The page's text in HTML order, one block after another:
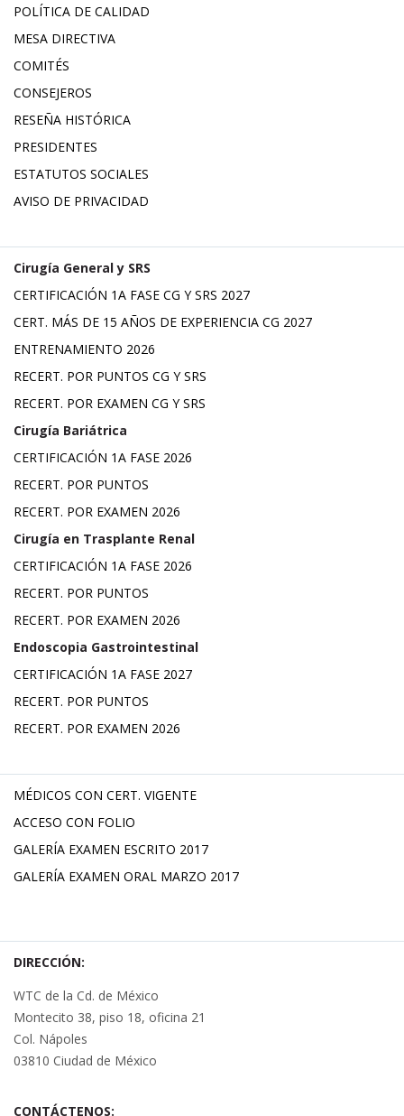
POLÍTICA DE CALIDAD
MESA DIRECTIVA
COMITÉS
CONSEJEROS
RESEÑA HISTÓRICA
PRESIDENTES
ESTATUTOS SOCIALES
AVISO DE PRIVACIDAD
Cirugía General y SRS
CERTIFICACIÓN 1A FASE CG Y SRS 2027
CERT. MÁS DE 15 AÑOS DE EXPERIENCIA CG 2027
ENTRENAMIENTO 2026
RECERT. POR PUNTOS CG Y SRS
RECERT. POR EXAMEN CG Y SRS
Cirugía Bariátrica
CERTIFICACIÓN 1A FASE 2026
RECERT. POR PUNTOS
RECERT. POR EXAMEN 2026
Cirugía en Trasplante Renal
CERTIFICACIÓN 1A FASE 2026
RECERT. POR PUNTOS
RECERT. POR EXAMEN 2026
Endoscopia Gastrointestinal
CERTIFICACIÓN 1A FASE 2027
RECERT. POR PUNTOS
RECERT. POR EXAMEN 2026
MÉDICOS CON CERT. VIGENTE
ACCESO CON FOLIO
GALERÍA EXAMEN ESCRITO 2017
GALERÍA EXAMEN ORAL MARZO 2017
DIRECCIÓN:
WTC de la Cd. de México
Montecito 38, piso 18, oficina 21
Col. Nápoles
03810 Ciudad de México
CONTÁCTENOS: